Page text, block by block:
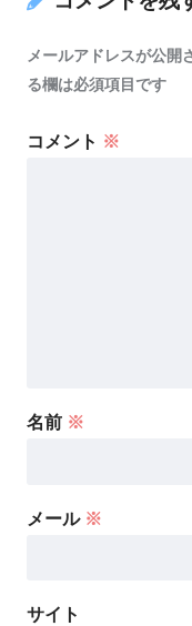
メールアドレスが公開
る欄は必須項目です
コメント ※
名前 ※
メール ※
サイト